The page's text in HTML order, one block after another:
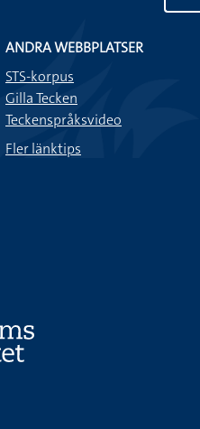
ANDRA WEBBPLATSER
STS-korpus
Gilla Tecken
Teckenspråksvideo
Fler länktips